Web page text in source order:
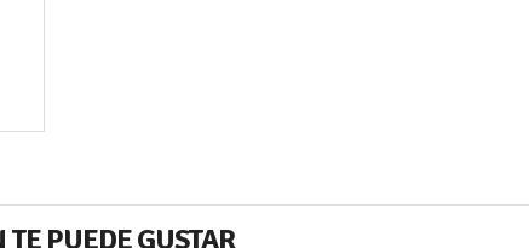
PUEDE GUSTAR